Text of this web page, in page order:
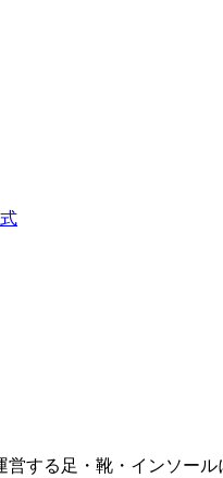
する足・靴・インソー